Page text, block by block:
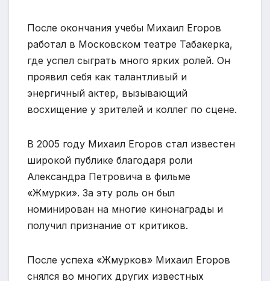
После окончания учебы Михаил Егоров
работал в Московском театре Табакерка,
где успел сыграть много ярких ролей. Он
проявил себя как талантливый и
энергичный актер, вызывающий
восхищение у зрителей и коллег по сцене.
В 2005 году Михаил Егоров стал известен
широкой публике благодаря роли
Александра Петровича в фильме
«Жмурки». За эту роль он был
номинирован на многие кинонаграды и
получил признание от критиков.
После успеха «Жмурков» Михаил Егоров
снялся во многих других известных